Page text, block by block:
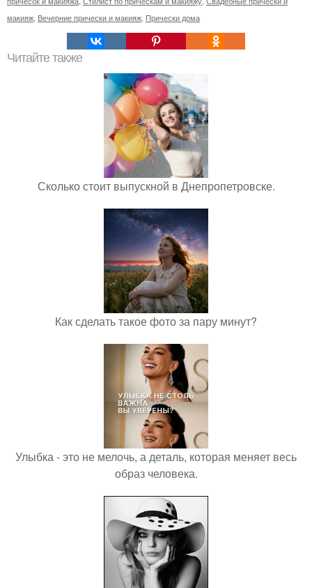
макияж Вечерние прически и макияж Прически дома
Читайте также
Сколько стоит выпускной в Днепропетровске.
Как сделать такое фото за пару минут?
Улыбка - это не мелочь, а деталь, которая меняет весь
образ человека.